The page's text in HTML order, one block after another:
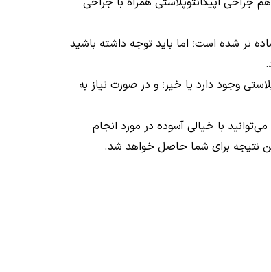
تر شده است؛ اما باید توجه داشته باشید
وجود دارد یا خیر؛ و در صورت نیاز به
با خیالی آسوده در مورد انجام
نتیجه برای شما حاصل خواهد شد.